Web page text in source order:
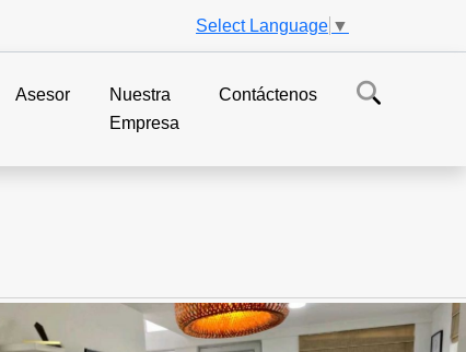
Select Language ▼
Asesor
Nuestra
Empresa
Contáctenos